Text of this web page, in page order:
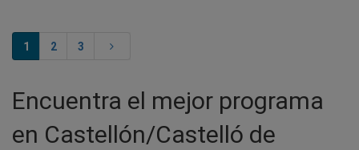
1 2 3
Encuentra el mejor programa
en Castellón/Castelló de